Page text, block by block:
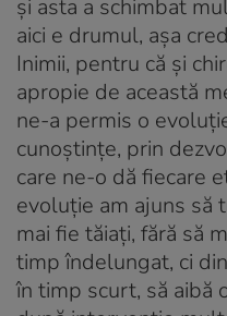
și asta a schimbat
aici e drumul, așa
Inimii, pentru că și
apropie de această
ne-a permis o
cunoștințe, prin
care ne-o dă fiecare
evoluție am ajuns să
mai fie tăiați, fără să
timp îndelungat, ci
în timp scurt, să aibă